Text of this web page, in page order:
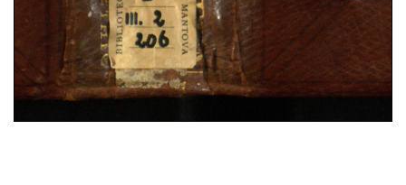
Iohannes Gerson,De imitatione Christi
, sec. XV ;
cart. ; 100 c. ; 203x54 mm ; ms. 43
Benedictus (s.) Abbas,Regola in volgare, sec. XV ;